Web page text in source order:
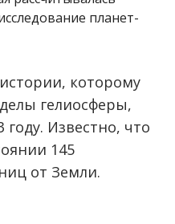
планет-
которому
гелиосферы,
году. Известно, что
145
от Земли.